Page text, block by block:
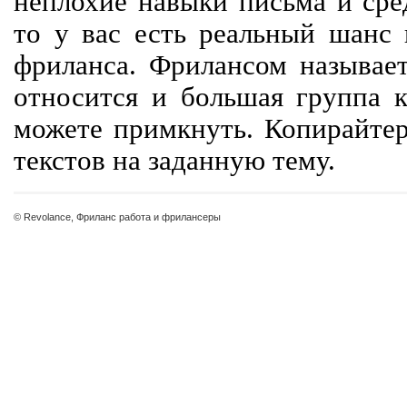
то у вас есть реальный шанс
фриланса. Фрилансом
относится и большая группа
можете примкнуть.
текстов на заданную тему.
© Revolance, Фриланс работа и фрилансеры